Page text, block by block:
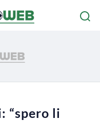
“spero li